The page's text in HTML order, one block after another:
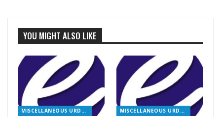
YOU MIGHT ALSO LIKE
MISCELLANEOUS URDU BOOKS MISCELLANEOUS URDU BOOKS